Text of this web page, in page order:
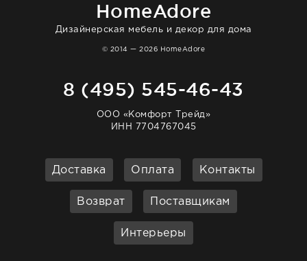
HomeAdore
Дизайнерская мебель и декор для дома
© 2014 — 2026 HomeAdore
8 (495) 545-46-43
ООО «Комфорт Трейд»
ИНН 7704767045
Доставка Оплата Контакты
Возврат Поставщикам
Интерьеры